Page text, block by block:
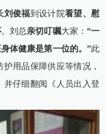
刘俊福到设计院看望、慰
。刘总亲切叮嘱大家： “一
体健康是第一位的。”此
用品保障供应等情况，
并仔细翻阅《人员出入登